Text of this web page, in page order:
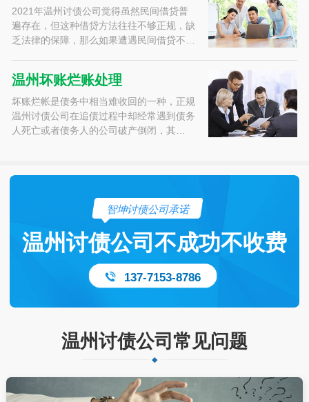
2021年温州讨债公司觉得虽然民间借贷普
遍存在，但这种借贷方法往往不够正规，缺
乏法律的保障，那么如果遭遇民间借贷不…
温州坏账烂账处理
坏账烂帐是债务中相当难收回的一种，正规
温州讨债公司在追债过程中却经常遇到债务
人死亡或者债务人的公司破产倒闭，其…
智坤讨债公司承诺
温州讨债公司不成功不收费
137-7153-8786
温州讨债公司常见问题